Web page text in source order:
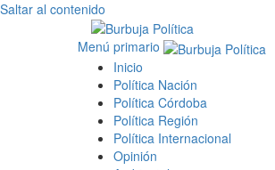
Saltar al contenido
Menú primario
Inicio
Política Nación
Política Córdoba
Política Región
Política Internacional
Opinión